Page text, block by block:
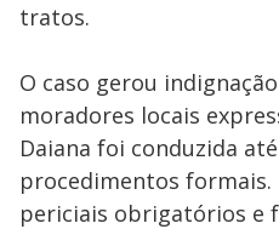
tratos.
O caso gerou
moradores locais
Daiana foi conduzida
procedimentos formais.
periciais obrigatórios e